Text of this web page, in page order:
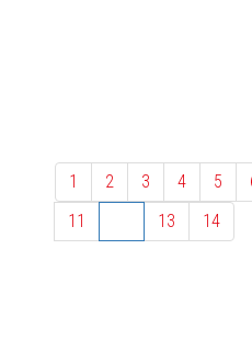
1 2 3 4 5
11
13 14